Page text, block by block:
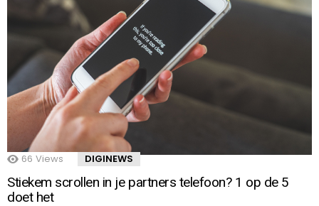
66 Views DIGINEWS
Stiekem scrollen in je partners telefoon? 1 op de 5
doet het